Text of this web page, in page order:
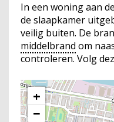
In een woning aan
de slaapkamer
veilig buiten. De
middelbrand om
controleren. Volg
+
−